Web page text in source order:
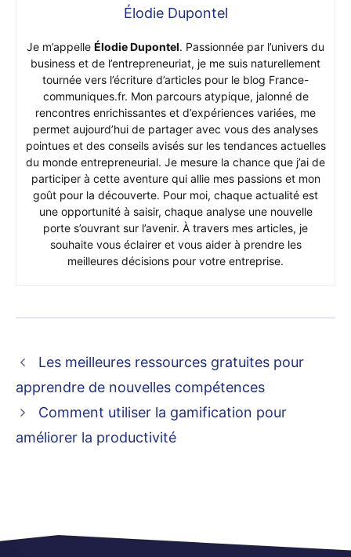
Élodie Dupontel
Je m’appelle Élodie Dupontel. Passionnée par l’univers du
business et de l’entrepreneuriat, je me suis naturellement
tournée vers l’écriture d’articles pour le blog France-
communiques.fr. Mon parcours atypique, jalonné de
rencontres enrichissantes et d’expériences variées, me
permet aujourd’hui de partager avec vous des analyses
pointues et des conseils avisés sur les tendances actuelles
du monde entrepreneurial. Je mesure la chance que j’ai de
participer à cette aventure qui allie mes passions et mon
goût pour la découverte. Pour moi, chaque actualité est
une opportunité à saisir, chaque analyse une nouvelle
porte s’ouvrant sur l’avenir. À travers mes articles, je
souhaite vous éclairer et vous aider à prendre les
meilleures décisions pour votre entreprise.
Les meilleures ressources gratuites pour
apprendre de nouvelles compétences
Comment utiliser la gamification pour
améliorer la productivité